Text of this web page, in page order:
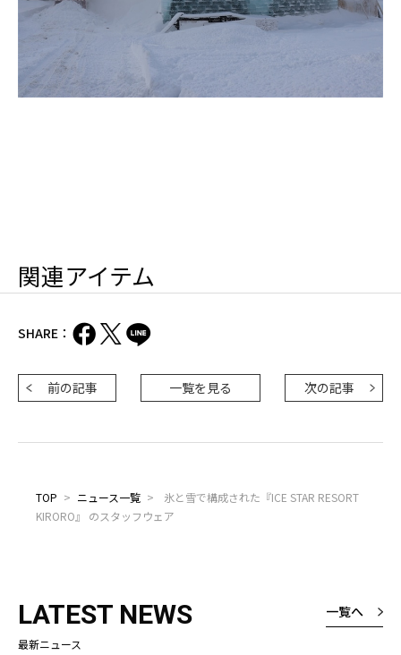
関連アイテム
SHARE：
前の記事 一覧を見る 次の記事
TOP > ニュース一覧 >
氷と雪で構成された『ICE STAR RESORT
KIRORO』 のスタッフウェア
LATEST NEWS
最新ニュース
一覧へ